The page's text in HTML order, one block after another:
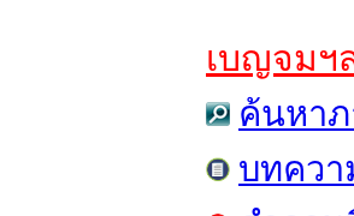
เบญจมฯ
ค้นหาภ
บทควา